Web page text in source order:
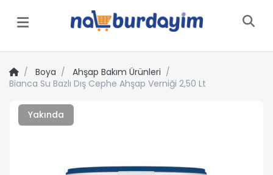
Menü
Boya
Ahşap Bakım Ürünleri
Bianca Su Bazlı Dış Cephe Ahşap Verniği 2,50 Lt
Yakında